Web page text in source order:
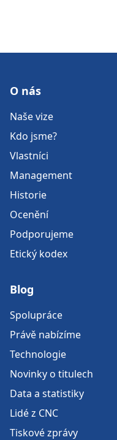
O nás
Naše vize
Kdo jsme?
Vlastníci
Management
Historie
Ocenění
Podporujeme
Etický kodex
Blog
Spolupráce
Právě nabízíme
Technologie
Novinky o titulech
Data a statistiky
Lidé z CNC
Tiskové zprávy